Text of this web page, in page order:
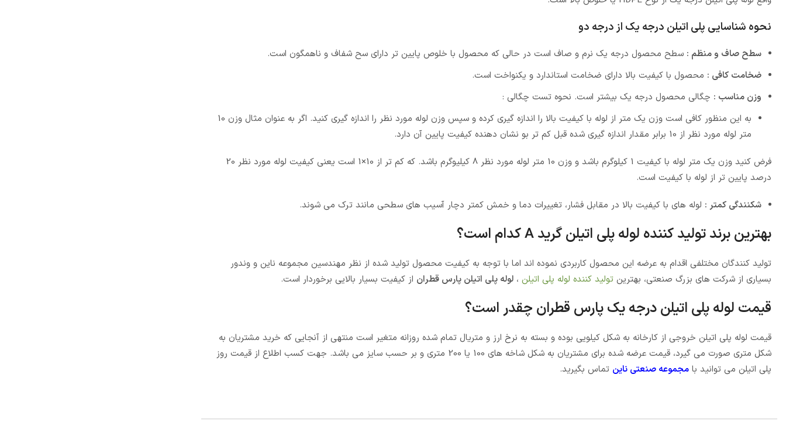
نحوه شناسایی پلی اتیلن درجه یک از درجه دو
سطح صاف و منظم : سطح محصول درجه یک نرم و صاف است در حالی که محصول با خلوص پایین تر دارای سح شفاف و ناهمگون است.
ضخامت کافی : محصول با کیفیت بالا دارای ضخامت استاندارد و یکنواخت است.
وزن مناسب : چگالی محصول درجه یک بیشتر است. نحوه تست چگالی :
به این منظور کافی است وزن یک متر از لوله با کیفیت بالا را اندازه گیری کرده و سپس وزن لوله مورد نظر را اندازه گیری کنید. اگر به عنوان مثال وزن 10
متر لوله مورد نظر از 10 برابر مقدار اندازه گیری شده قبل کم تر بو نشان دهنده کیفیت پایین آن دارد.
فرض کنید وزن یک متر لوله با کیفیت 1 کیلوگرم باشد و وزن 10 متر لوله مورد نظر 8 کیلیوگرم باشد. که کم تر از 10×1 است یعنی کیفیت لوله مورد نظر 20
درصد پایین تر از لوله با کیفیت است.
شکنندگی کمتر : لوله های با کیفیت بالا در مقابل فشار، تغییرات دما و خمش کمتر دچار آسیب های سطحی مانند ترک می شوند.
بهترین برند تولید کننده لوله پلی اتیلن گرید A کدام است؟
تولید کنندگان مختلفی اقدام به عرضه این محصول کاربردی نموده اند اما با توجه به کیفیت محصول تولید شده از نظر مهندسین مجموعه ناین و وندور
بسیاری از شرکت های بزرگ صنعتی، بهترین تولید کننده لوله پلی اتیلن ، لوله پلی اتیلن پارس قطران از کیفیت بسیار بالایی برخوردار است.
قیمت لوله پلی اتیلن درجه یک پارس قطران چقدر است؟
قیمت لوله پلی اتیلن خروجی از کارخانه به شکل کیلویی بوده و بسته به نرخ ارز و متریال تمام شده روزانه متغیر است منتهی از آنجایی که خرید مشتریان به
شکل متری صورت می گیرد، قیمت عرضه شده برای مشتریان به شکل شاخه های 100 یا 200 متری و بر حسب سایز می باشد. جهت کسب اطلاع از قیمت روز
پلی اتیلن می توانید با مجموعه صنعتی ناین تماس بگیرید.